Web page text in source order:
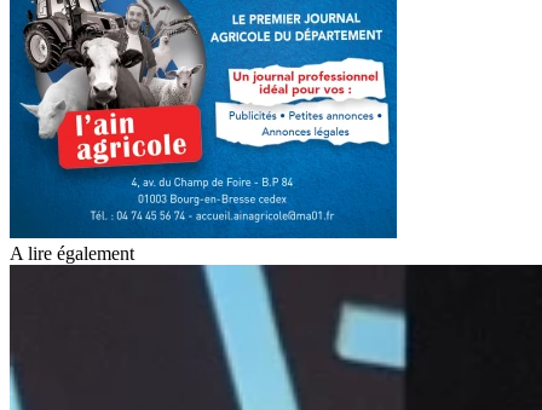
A lire également